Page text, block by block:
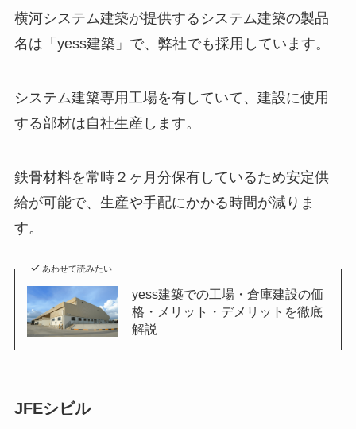
横河システム建築が提供するシステム建築の製品
名は「 yess建築」で、弊社でも採用しています。
システム建築専用工場を有していて、建設に使用
する部材は自社生産します。
鉄骨材料を常時２ヶ月分保有しているため安定供
給が可能で、生産や手配にかかる時間が減りま
す。
あわせて読みたい
yess建築での工場・倉庫建設の価
格・メリット・デメリットを徹底
解説
JFEシビル